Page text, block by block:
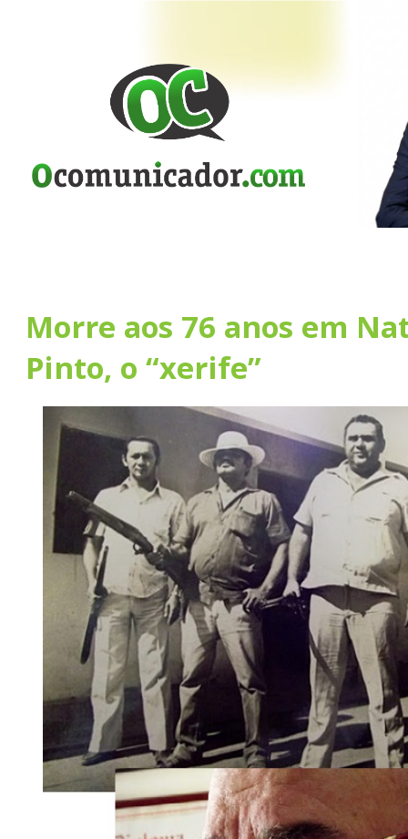
Morre aos 76 anos em
Pinto, o “xerife”